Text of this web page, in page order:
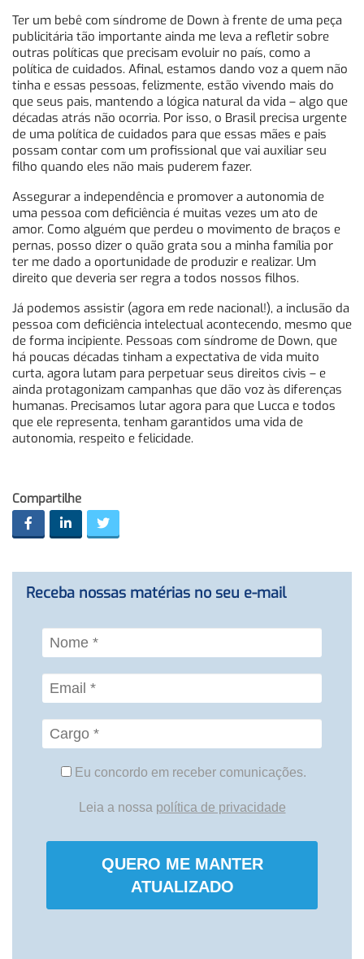
Ter um bebê com síndrome de Down à frente de uma peça
publicitária tão importante ainda me leva a refletir sobre
outras políticas que precisam evoluir no país, como a
política de cuidados. Afinal, estamos dando voz a quem não
tinha e essas pessoas, felizmente, estão vivendo mais do
que seus pais, mantendo a lógica natural da vida – algo que
décadas atrás não ocorria. Por isso, o Brasil precisa urgente
de uma política de cuidados para que essas mães e pais
possam contar com um profissional que vai auxiliar seu
filho quando eles não mais puderem fazer.
Assegurar a independência e promover a autonomia de
uma pessoa com deficiência é muitas vezes um ato de
amor. Como alguém que perdeu o movimento de braços e
pernas, posso dizer o quão grata sou a minha família por
ter me dado a oportunidade de produzir e realizar. Um
direito que deveria ser regra a todos nossos filhos.
Já podemos assistir (agora em rede nacional!), a inclusão da
pessoa com deficiência intelectual acontecendo, mesmo que
de forma incipiente. Pessoas com síndrome de Down, que
há poucas décadas tinham a expectativa de vida muito
curta, agora lutam para perpetuar seus direitos civis – e
ainda protagonizam campanhas que dão voz às diferenças
humanas. Precisamos lutar agora para que Lucca e todos
que ele representa, tenham garantidos uma vida de
autonomia, respeito e felicidade.
Compartilhe
Receba nossas matérias no seu e-mail
Eu concordo em receber comunicações.
Leia a nossa política de privacidade
QUERO ME MANTER
ATUALIZADO